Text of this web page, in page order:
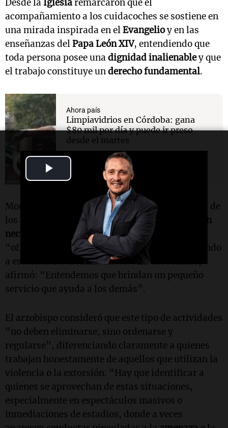
Desde la Iglesiaremarcaron que el
acompañamiento a los cuidacoches se sostiene en
una mirada inspirada en elEvangelioy en las
enseñanzas delPapa León XIV, entendiendo que
toda persona posee unadignidad inalienabley que
el trabajo constituye underecho fundamental.
Ahora país
Limpiavidrios en Córdoba: gana
$80 mil por día y puede ir preso
desde el martes
Monseñor Eduardo Martínsostuvo que muchos de
los cuidacoches “atraviesan situaciones de
gran
necesidad
” y explicó que, en numerosos casos,
“ofrecen sus servicios cuidando coches, ayudando
a estacionar o lavando autos”. En ese sentido,
afirmó: “Entendemos que brindan un pequeño
servicio que ayuda a los demás”.
El arzobispo consideró que este tipo de actividades
“no deben eliminarse, sino ordenarse y
regularse”, diferenciando claramente a quienes
trabajan honestamente de aquellos que utilizan la
violencia o la extorsión. “Hay que identificar a
quienes se aprovechan de estas situaciones,
especialmente en espectáculos masivos o
inmediaciones de estadios, donde a veces